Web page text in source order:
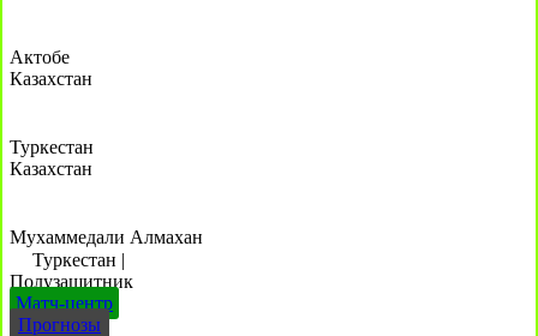
Актобе
Казахстан
Туркестан
Казахстан
Мухаммедали Алмахан
Туркестан |
Полузащитник
Матч-центр
Прогнозы